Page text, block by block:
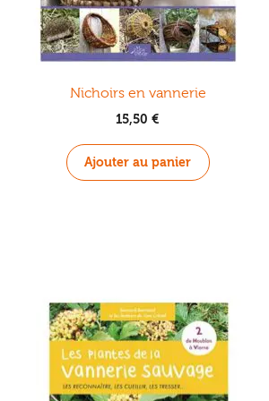
Nichoirs en vannerie
15,50€
Ajouter au panier